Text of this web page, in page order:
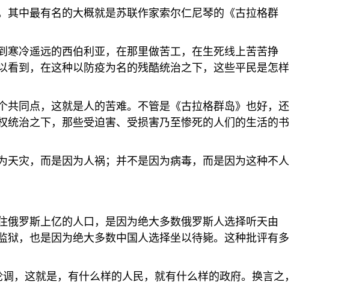
中最有名的大概就是苏联作家索尔仁尼琴的《古拉格群
寒冷遥远的西伯利亚，在那里做苦工，在生死线上苦苦挣
到，在这种以防疫为名的残酷统治之下，这些平民是怎样
同点，这就是人的苦难。不管是《古拉格群岛》也好，还
治之下，那些受迫害、受损害乃至惨死的人们的生活的书
灾，而是因为人祸；并不是因为病毒，而是因为这种不人
罗斯上亿的人口，是因为绝大多数俄罗斯人选择听天由
，也是因为绝大多数中国人选择坐以待毙。这种批评有多
，这就是，有什么样的人民，就有什么样的政府。换言之，